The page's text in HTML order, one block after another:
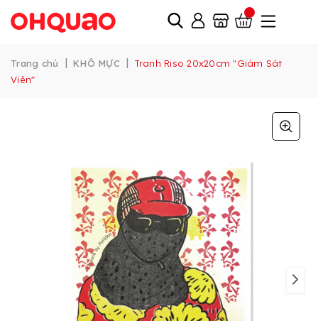
Trang chủ | KHÔ MỰC |
Tranh Riso 20x20cm "Giám Sát
Viên"